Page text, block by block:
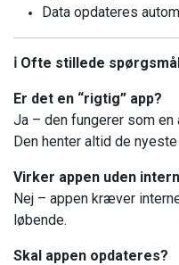
Data opdateres
ℹ️ Ofte stillede
Er det en “rigtig” app?
Ja – den fungerer som
Den henter altid de
Virker appen uden
Nej – appen kræver
løbende.
Skal appen opdateres?